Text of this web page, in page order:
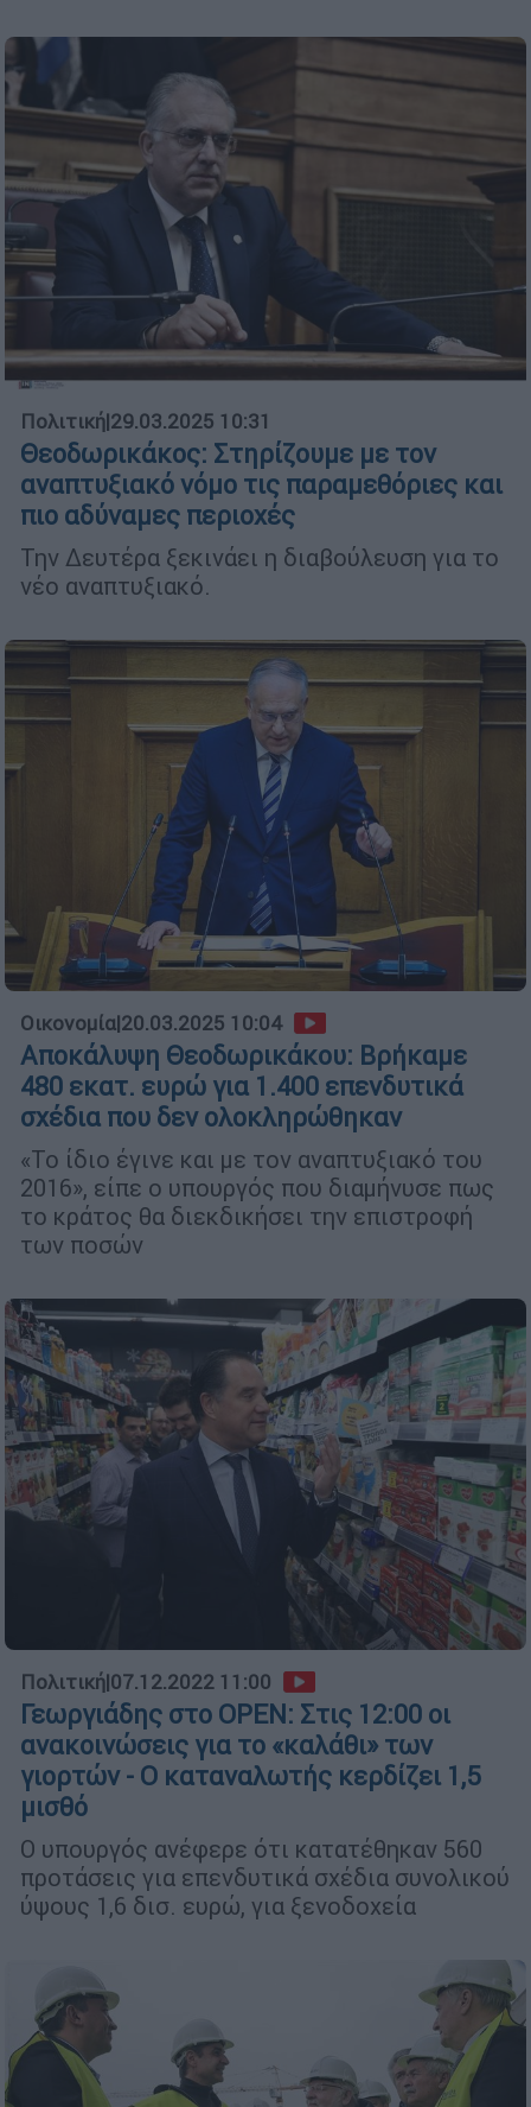
Πολιτική|29.03.2025 10:31
Θεοδωρικάκος: Στηρίζουμε με τον
αναπτυξιακό νόμο τις παραμεθόριες και
πιο αδύναμες περιοχές
Την Δευτέρα ξεκινάει η διαβούλευση για το
νέο αναπτυξιακό.
Οικονομία|20.03.2025 10:04
Αποκάλυψη Θεοδωρικάκου: Βρήκαμε
480 εκατ. ευρώ για 1.400 επενδυτικά
σχέδια που δεν ολοκληρώθηκαν
«Το ίδιο έγινε και με τον αναπτυξιακό του
2016», είπε ο υπουργός που διαμήνυσε πως
το κράτος θα διεκδικήσει την επιστροφή
των ποσών
Πολιτική|07.12.2022 11:00
Γεωργιάδης στο OPEN: Στις 12:00 οι
ανακοινώσεις για το «καλάθι» των
γιορτών - Ο καταναλωτής κερδίζει 1,5
μισθό
Ο υπουργός ανέφερε ότι κατατέθηκαν 560
προτάσεις για επενδυτικά σχέδια συνολικού
ύψους 1,6 δισ. ευρώ, για ξενοδοχεία